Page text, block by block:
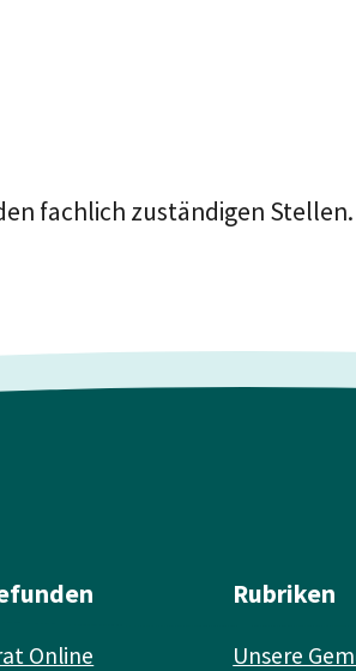
fachlich zuständigen Stellen.
Online
Rubriken
Unsere